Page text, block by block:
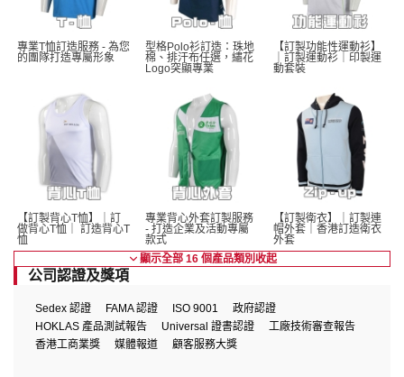
專業T恤訂造服務 - 為您
的團隊打造專屬形象
型格Polo衫訂造：珠地
棉、排汗布任選，繡花
Logo突顯專業
【訂製功能性運動衫】
｜訂製運動衫｜印製運
動套裝
【訂製背心T恤】｜訂
做背心T恤｜ 訂造背心T
恤
專業背心外套訂製服務
- 打造企業及活動專屬
款式
【訂製衛衣】｜訂製連
帽外套｜香港訂造衛衣
外套
顯示全部 16 個產品類別收起
公司認證及獎項
Sedex 認證 FAMA 認證 ISO 9001
政府認證
HOKLAS 產品測試報告
Universal 證書認證
工廠技術審查報告
香港工商業獎
媒體報道 顧客服務大獎